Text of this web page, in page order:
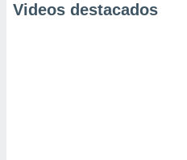
Videos destacados